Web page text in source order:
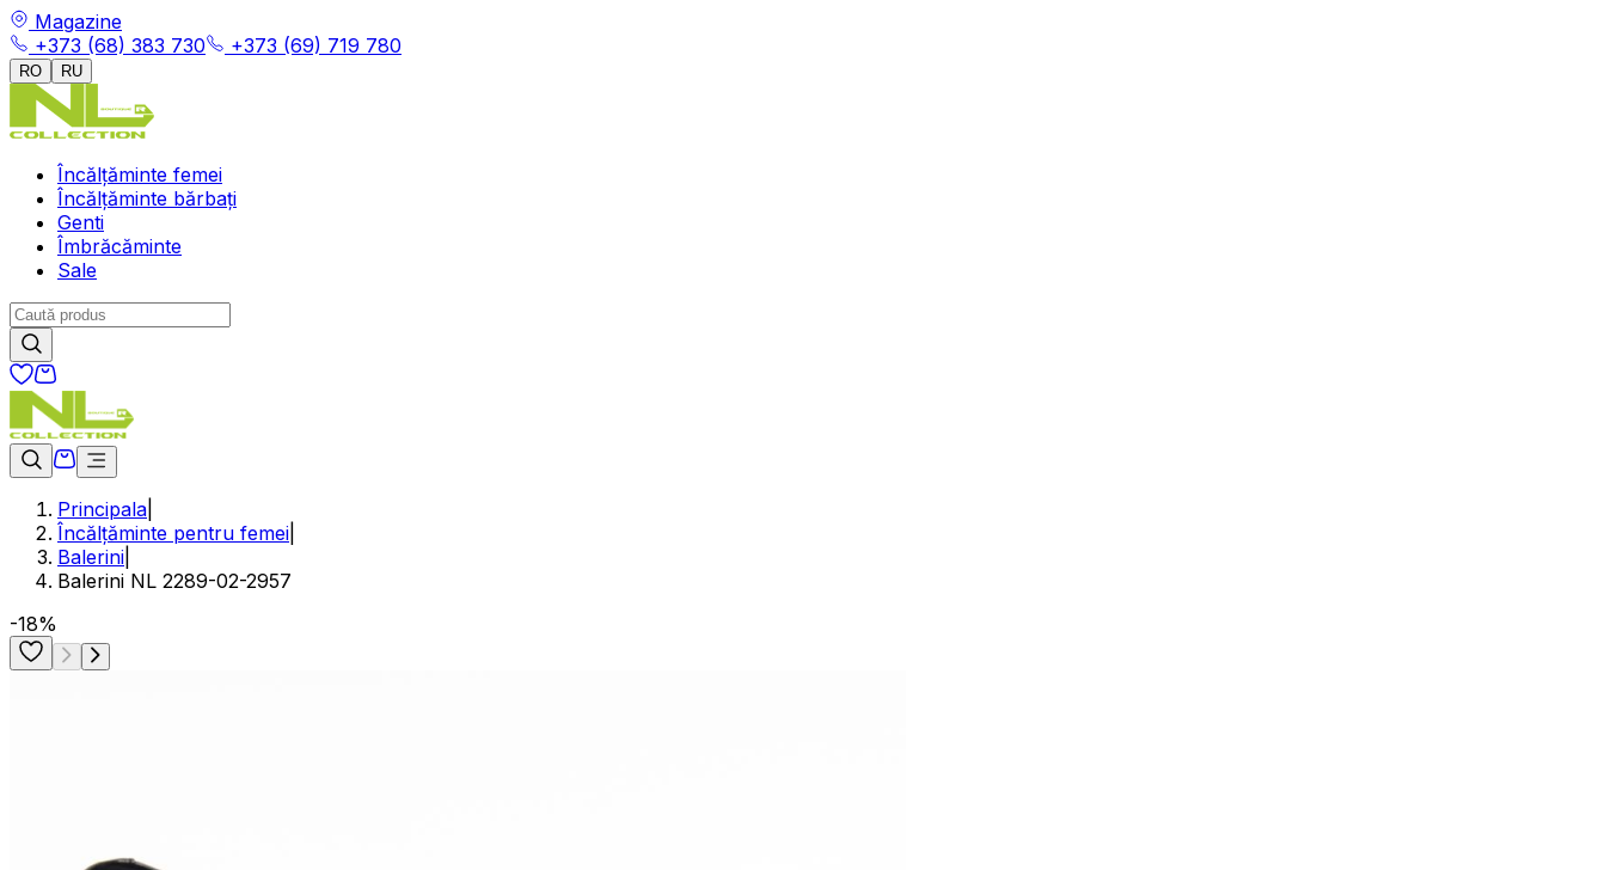
Magazine
+373 (68) 383 730
+373 (69) 719 780
RO RU
Încălțăminte femei
Încălțăminte bărbați
Genti
Îmbrăcăminte
Sale
Principala
Încălțăminte pentru femei
Balerini
Balerini NL 2289-02-2957
-18%